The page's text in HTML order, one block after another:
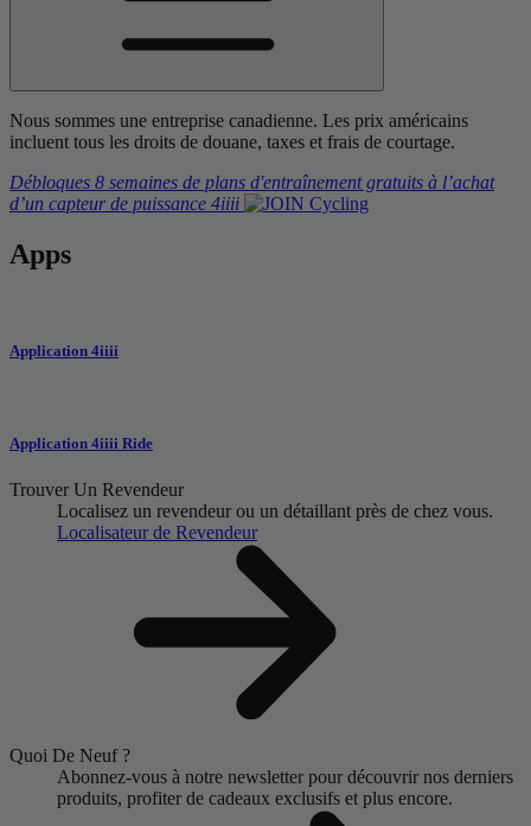
Nous sommes une entreprise canadienne. Les prix américains
incluent tous les droits de douane, taxes et frais de courtage.
Débloques 8 semaines de plans d'entraînement gratuits à l’achat
d’un capteur de puissance 4iiii
Apps
Application 4iiii
Application 4iiii Ride
Trouver Un Revendeur
Localisez un revendeur ou un détaillant près de chez vous.
Localisateur de Revendeur
Quoi De Neuf ?
Abonnez-vous à notre newsletter pour découvrir nos derniers
produits, profiter de cadeaux exclusifs et plus encore.